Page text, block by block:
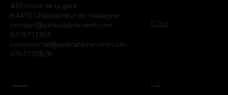
439 route de la gare
84470 Châteauneuf de Gadagne
contact@pinkrabbitevent.com
0775711354
commercial@pinkrabbitevent.com
0767735828
C.G.V
Partenaires Social